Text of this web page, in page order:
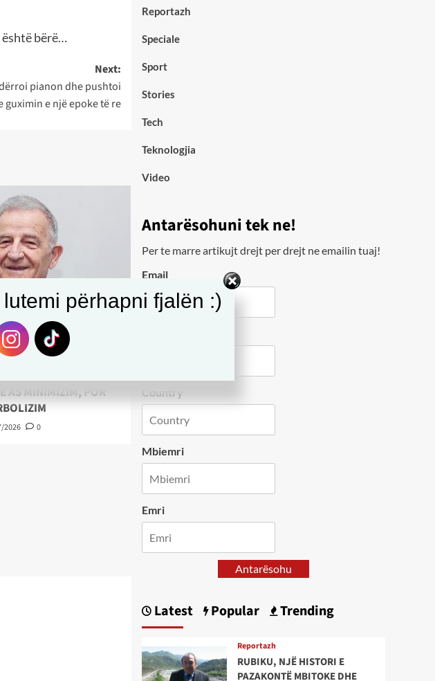
është bërë…
Next:
pianon dhe pushtoi
guximin e një epoke të re
HISTORIKE NUK
AS MINIMIZIM, POR
2026 0
Reportazh
Speciale
Sport
Stories
Tech
Teknologjia
Video
Antarësohuni tek ne!
Per te marre artikujt drejt per drejt ne emailin tuaj!
Email
Country
Mbiemri
Emri
Antarësohu
Latest Popular Trending
Reportazh
RUBIKU, NJË HISTORI E
PAZAKONTË MBITOKE DHE
përhapni fjalën :)